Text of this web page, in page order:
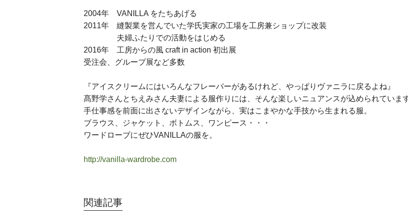
2004年 VANILLA をたちあげる
2011年 縫製業を営んでいた学氏実家の工場を工房兼ショップに改装
夫婦ふたりでの活動をはじめる
2016年 工房からの風 craft in action 初出展
受注会、グループ展など多数
『アイスクリームにはいろんなフレーバーがあるけれど、やっぱりヴァニラに戻るよね』
髙野学さんとちえみさん夫妻による服作りには、そんな楽しいニュアンスが込められています
手仕事感を前面に出さないデザインながら、実はこまやかな手技から生まれる服。
ブラウス、ジャケット、ボトムス、ワンピース・・・
ワードローブにぜひVANILLAの服を。
http://vanilla-wardrobe.com
関連記事